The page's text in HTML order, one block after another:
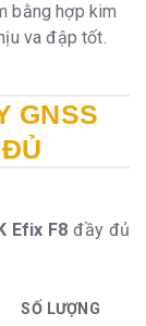
bằng hợp kim
va đập tốt.
GNSS
Efix F8 đầy đủ
SỐ LƯỢNG